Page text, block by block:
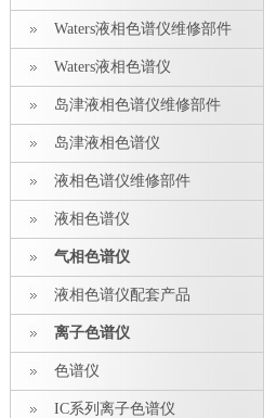
Waters液相色谱仪维修部件
Waters液相色谱仪
岛津液相色谱仪维修部件
岛津液相色谱仪
液相色谱仪维修部件
液相色谱仪
气相色谱仪
液相色谱仪配套产品
离子色谱仪
色谱仪
IC系列离子色谱仪